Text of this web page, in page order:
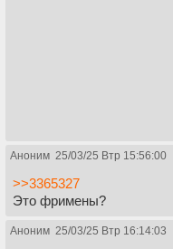
Аноним 25/03/25 Втр 15:56:00
>>3365327
Это фримены?
Аноним 25/03/25 Втр 16:14:03